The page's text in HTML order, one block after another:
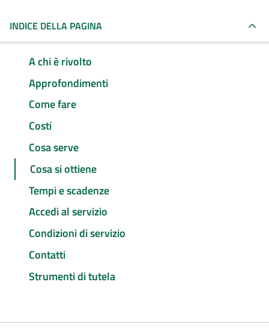
INDICE DELLA PAGINA
A chi è rivolto
Approfondimenti
Come fare
Costi
Cosa serve
Cosa si ottiene
Tempi e scadenze
Accedi al servizio
Condizioni di servizio
Contatti
Strumenti di tutela